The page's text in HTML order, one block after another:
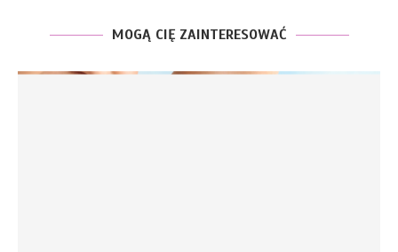
MOGĄ CIĘ ZAINTERESOWAĆ